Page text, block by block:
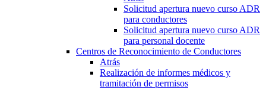
Solicitud apertura nuevo curso ADR
para conductores
Solicitud apertura nuevo curso ADR
para personal docente
Centros de Reconocimiento de Conductores
Atrás
Realización de informes médicos y
tramitación de permisos